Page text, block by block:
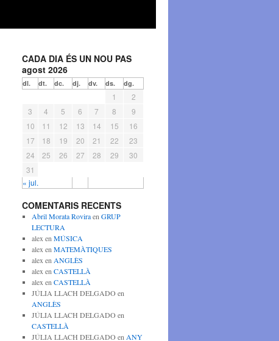
CADA DIA ÉS UN NOU PAS
agost 2026
dl. dt. dc. dj. dv. ds. dg.
« jul.
1
2
3
4 5 6 7 8
9
10
11 12 13 14 15
16
17
18 19 20 21 22
23
24
25 26 27 28 29
30
31
COMENTARIS RECENTS
Abril Morata Roviraen GRUP
LECTURA
alex en MÚSICA
alex en MATEMÀTIQUES
alex en ANGLÈS
alex en CASTELLÀ
alex en CASTELLÀ
JÚLIA LLACH DELGADOen
ANGLÈS
JÚLIA LLACH DELGADOen
CASTELLÀ
JÚLIA LLACH DELGADOen ANY